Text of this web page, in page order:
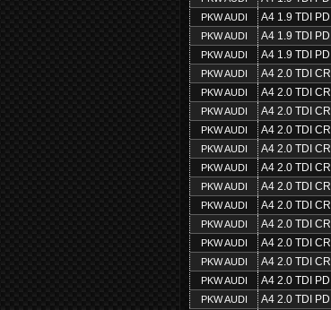
PKW AUDI A4 1.9 TDI PD
PKW AUDI A4 1.9 TDI PD
PKW AUDI A4 1.9 TDI PD
PKW AUDI A4 2.0 TDI CR
PKW AUDI A4 2.0 TDI CR
PKW AUDI A4 2.0 TDI CR
PKW AUDI A4 2.0 TDI CR
PKW AUDI A4 2.0 TDI CR
PKW AUDI A4 2.0 TDI CR
PKW AUDI A4 2.0 TDI
PKW AUDI A4 2.0 TDI
PKW AUDI A4 2.0 TDI
PKW AUDI A4 2.0 TDI
PKW AUDI A4 2.0 TDI
PKW AUDI A4 2.0 TDI PD
PKW AUDI A4 2.0 TDI PD